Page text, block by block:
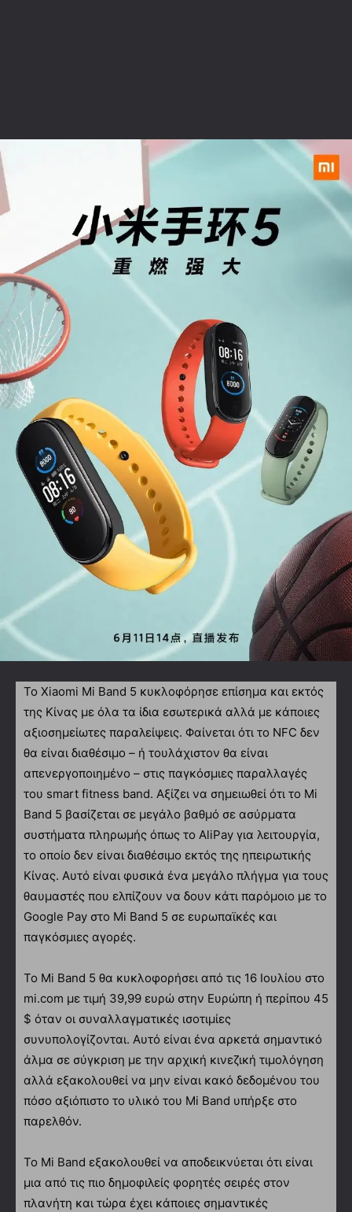
Το Xiaomi Mi Band 5 κυκλοφόρησε επίσημα και εκτός
της Κίνας με όλα τα ίδια εσωτερικά αλλά με κάποιες
αξιοσημείωτες παραλείψεις. Φαίνεται ότι το NFC δεν
θα είναι διαθέσιμο – ή τουλάχιστον θα είναι
απενεργοποιημένο – στις παγκόσμιες παραλλαγές
του smart fitness band. Αξίζει να σημειωθεί ότι το Mi
Band 5 βασίζεται σε μεγάλο βαθμό σε ασύρματα
συστήματα πληρωμής όπως το AliPay για λειτουργία,
το οποίο δεν είναι διαθέσιμο εκτός της ηπειρωτικής
Κίνας. Αυτό είναι φυσικά ένα μεγάλο πλήγμα για τους
θαυμαστές που ελπίζουν να δουν κάτι παρόμοιο με το
Google Pay στο Mi Band 5 σε ευρωπαϊκές και
παγκόσμιες αγορές.
Το Mi Band 5 θα κυκλοφορήσει από τις 16 Ιουλίου στο
mi.com με τιμή 39,99 ευρώ στην Ευρώπη ή περίπου 45
$ όταν οι συναλλαγματικές ισοτιμίες
συνυπολογίζονται. Αυτό είναι ένα αρκετά σημαντικό
άλμα σε σύγκριση με την αρχική κινεζική τιμολόγηση
αλλά εξακολουθεί να μην είναι κακό δεδομένου του
πόσο αξιόπιστο το υλικό του Mi Band υπήρξε στο
παρελθόν.
Το Mi Band εξακολουθεί να αποδεικνύεται ότι είναι
μια από τις πιο δημοφιλείς φορητές σειρές στον
πλανήτη και τώρα έχει κάποιες σημαντικές